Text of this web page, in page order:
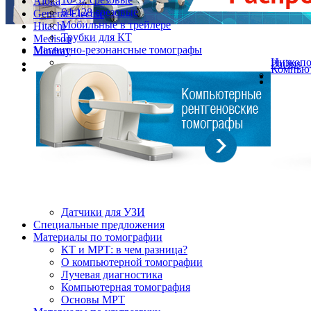
General Electric
Hitachi
Medison
Mindray
Philips
64-128 срезовые
Мобильные в трейлере
Трубки для КТ
Магнитно-резонансные томографы
Датчики для УЗИ
Cпециальные предложения
Материалы по томографии
КТ и МРТ: в чем разница?
О компьютерной томографии
Лучевая диагностика
Компьютерная томография
Основы МРТ